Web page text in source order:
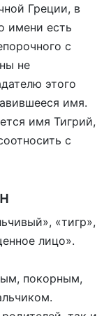
Греции, в
имени есть
с
не
этого
имя.
имя Тигрий,
с
«тигр»,
лицо».
покорным,